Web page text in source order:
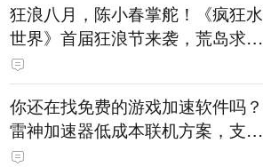
狂浪八月，陈小春掌舵！《疯狂水
世界》首届狂浪节来袭，荒岛求生
直播即将开启
你还在找免费的游戏加速软件吗？
雷神加速器低成本联机方案，支持
免费试用